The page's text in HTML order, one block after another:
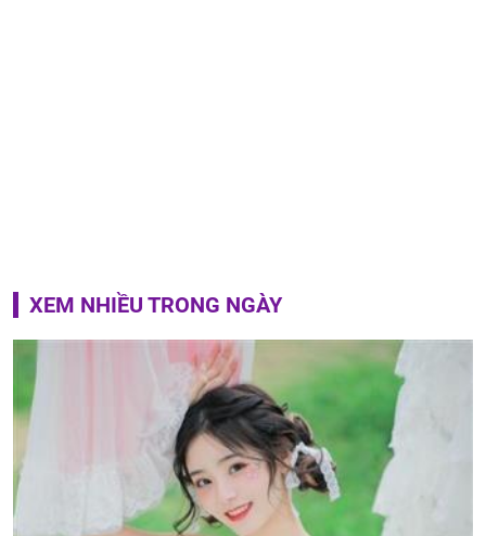
XEM NHIỀU TRONG NGÀY